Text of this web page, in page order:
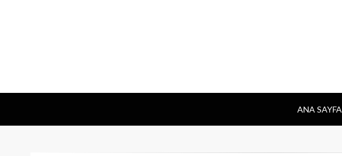
ANA SAYFA